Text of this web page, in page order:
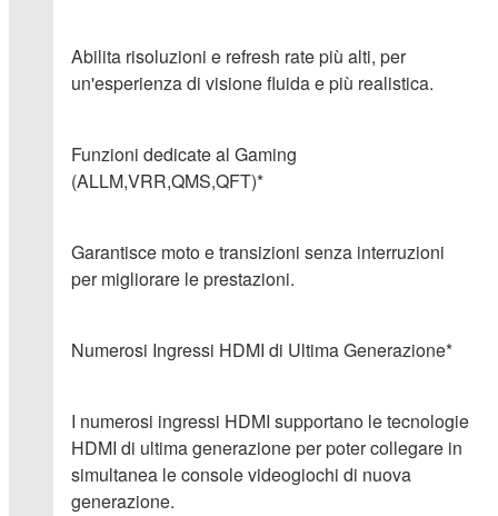
Abilita risoluzioni e refresh rate più alti, per
un'esperienza di visione fluida e più realistica.
Funzioni dedicate al Gaming
(ALLM,VRR,QMS,QFT)*
Garantisce moto e transizioni senza interruzioni
per migliorare le prestazioni.
Numerosi Ingressi HDMI di Ultima Generazione*
I numerosi ingressi HDMI supportano le tecnologie
HDMI di ultima generazione per poter collegare in
simultanea le console videogiochi di nuova
generazione.